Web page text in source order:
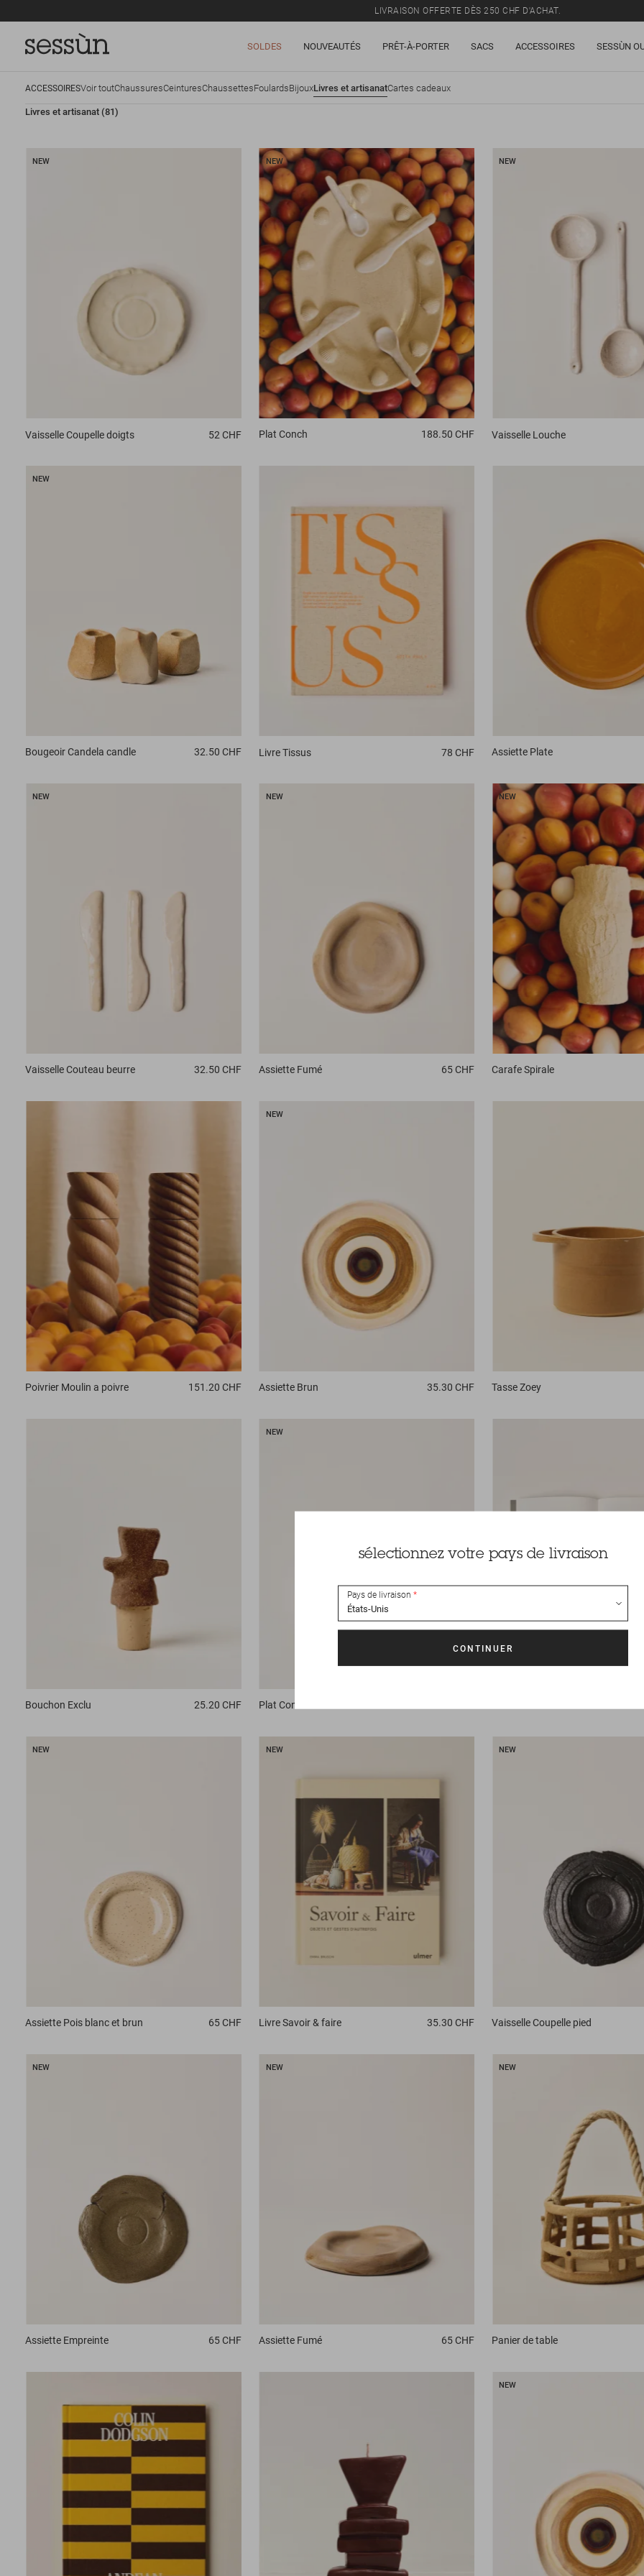
LIVRAISON OFFERTE DÈS 250 CHF D'ACHAT.
TOUS LES PRIX INCLUENT LA TVA ET LES DROITS DE DOUANE.
SOLDES NOUVEAUTÉS PRÊT-À-PORTER SACS ACCESSOIRES SESSÙN
ACCESSOIRESVoir toutChaussuresCeinturesChaussettesFoulardsBijouxLivres et artisanatCartes cadeaux
Livres et artisanat (81)
NEW
VaisselleCoupelle doigts 52 CHF
NEW
Plat Conch 188.50 CHF
NEW
Vaisselle Louche
NEW
BougeoirCandela candle 32.50 CHF Livre Tissus 78 CHF Assiette Plate
NEW
VaisselleCouteau beurre 32.50 CHF
NEW
Assiette Fumé 65 CHF
NEW
CarafeSpirale
Poivrier Moulin a poivre 151.20 CHF
NEW
Assiette Brun 35.30 CHF TasseZoey
Bouchon Exclu 25.20 CHF
NEW
Plat Conch
NEW
Assiette Pois blanc et brun 65 CHF
NEW
Livre Savoir & faire 35.30 CHF
NEW
VaisselleCoupelle pied
NEW
Assiette Empreinte 65 CHF
NEW
Assiette Fumé 65 CHF
NEW
Panierde table
NEW
sélectionnez votre pays de livraison
Pays de livraison